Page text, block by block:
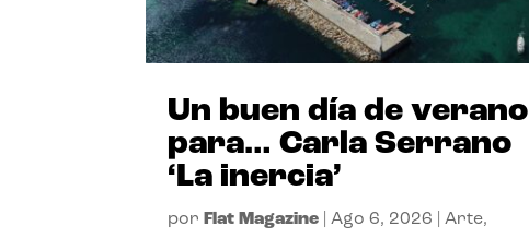
Un buen día de verano
para… Carla Serrano
‘La inercia’
por Flat Magazine |Ago 6, 2026 |Arte,